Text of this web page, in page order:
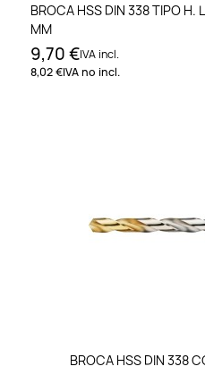
BROCA HSS DIN 338 TIPO H.
MM
9,70 €IVA incl.
8,02 €IVA no incl.
BROCA HSS DIN 338